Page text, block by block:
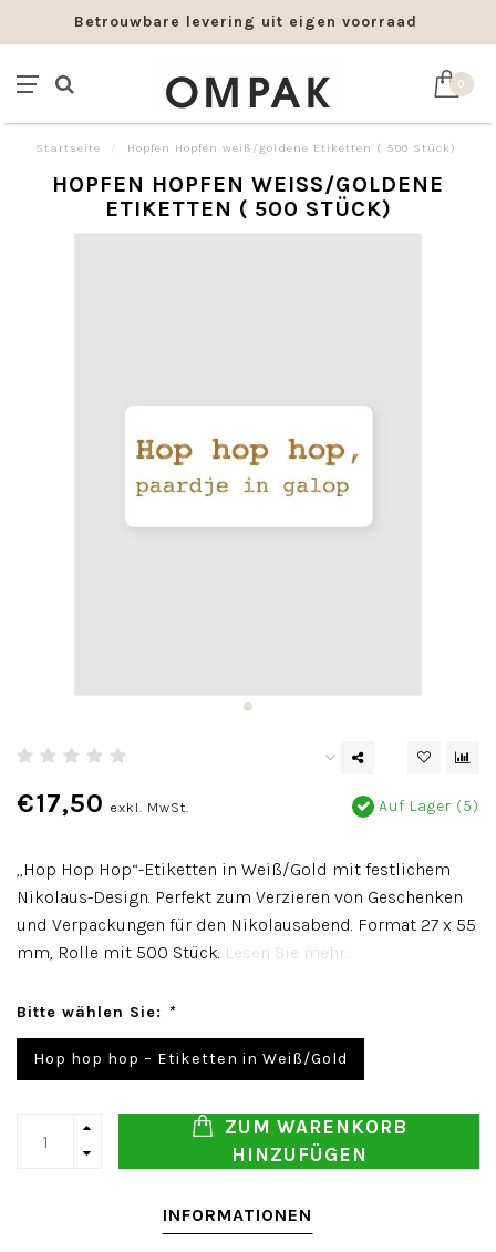
Betrouwbare levering uit eigen voorraad
0
Startseite Hopfen Hopfen weiß/goldene Etiketten ( 500 Stück)
HOPFEN HOPFEN WEISS/GOLDENE E
TIKETTEN ( 500 STÜCK)
€17,50 exkl. MwSt. Auf Lager (5)
„Hop Hop Hop“-Etiketten in Weiß/Gold mit festlichem
Nikolaus-Design. Perfekt zum Verzieren von Geschenken
und Verpackungen für den Nikolausabend. Format 27 x 55
mm, Rolle mit 500 Stück. Lesen Sie mehr..
Bitte wählen Sie: *
Hop hop hop – Etiketten in Weiß/Gold
ZUM WARENKORB
HINZUFÜGEN
INFORMATIONEN